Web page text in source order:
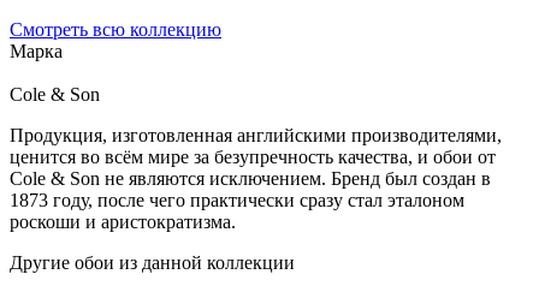
Смотреть всю коллекцию
Марка
Cole & Son
Продукция, изготовленная английскими производителями,
ценится во всём мире за безупречность качества, и обои от
Cole & Son не являются исключением. Бренд был создан в
1873 году, после чего практически сразу стал эталоном
роскоши и аристократизма.
Другие обои из данной коллекции